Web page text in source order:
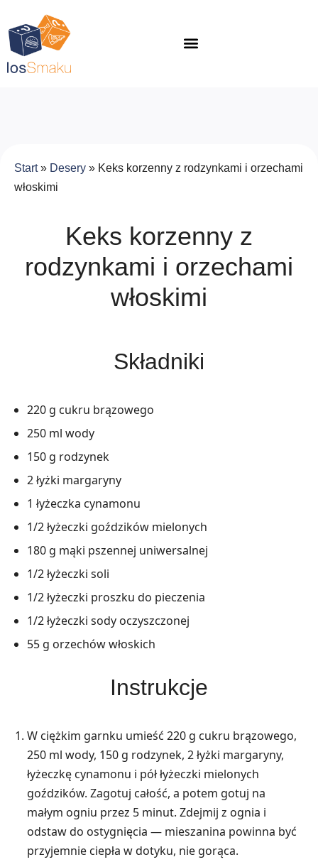
Start» Desery » Keks korzenny z rodzynkami i orzechami
włoskimi
Keks korzenny z
rodzynkami i orzechami
włoskimi
Składniki
220 g cukru brązowego
250 ml wody
150 g rodzynek
2 łyżki margaryny
1 łyżeczka cynamonu
1/2 łyżeczki goździków mielonych
180 g mąki pszennej uniwersalnej
1/2 łyżeczki soli
1/2 łyżeczki proszku do pieczenia
1/2 łyżeczki sody oczyszczonej
55 g orzechów włoskich
Instrukcje
W ciężkim garnku umieść 220 g cukru brązowego,
250 ml wody, 150 g rodzynek, 2 łyżki margaryny,
łyżeczkę cynamonu i pół łyżeczki mielonych
goździków. Zagotuj całość, a potem gotuj na
małym ogniu przez 5 minut. Zdejmij z ognia i
odstaw do ostygnięcia — mieszanina powinna być
przyjemnie ciepła w dotyku, nie gorąca.